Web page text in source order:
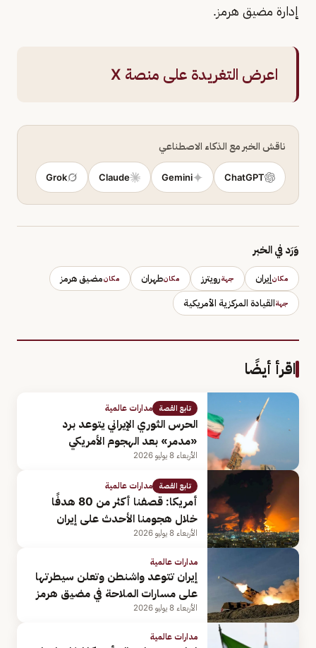
إدارة مضيق هرمز.
اعرض التغريدة على منصة X
ناقش الخبر مع الذكاء الاصطناعي
ChatGPT
Gemini
Claude
Grok
وَرَد في الخبر
مكانإيران جهةرويترز مكانطهران مكانمضيق هرمز
جهةالقيادة المركزية الأمريكية
اقرأ أيضًا
تابع القصة مدارات عالمية
الحرس الثوري الإيراني يتوعد برد
«مدمر» بعد الهجوم الأمريكي
الأربعاء 8 يوليو 2026
تابع القصة مدارات عالمية
أمريكا: قصفنا أكثر من 80 هدفًا
خلال هجومنا الأحدث على إيران
الأربعاء 8 يوليو 2026
مدارات عالمية
إيران تتوعد واشنطن وتعلن سيطرتها
على مسارات الملاحة في مضيق هرمز
الأربعاء 8 يوليو 2026
مدارات عالمية